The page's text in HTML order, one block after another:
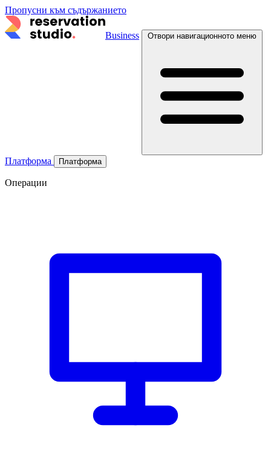
Пропусни към съдържанието
Business Отвори навигационното меню
Платформа Платформа
Операции